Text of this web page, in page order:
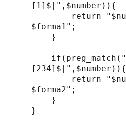
[1]$|",$number)){
$forma1";
[234]$|",$number)){
$forma2";
}